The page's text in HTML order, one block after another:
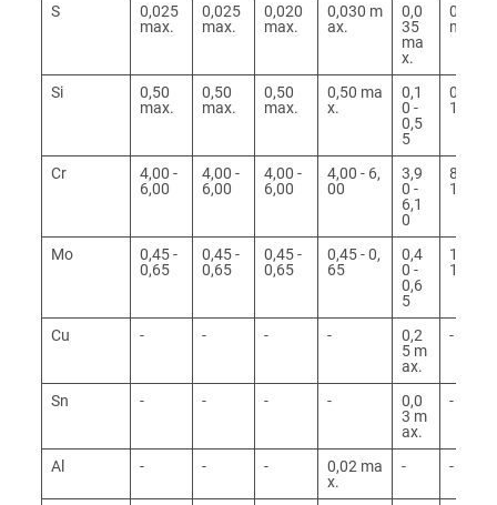
S
0,025
max.
0,025
max.
0,020
max.
0,030 m
ax.
0,0
35
ma
x.
0,025
max.
Si
0,50
max.
0,50
max.
0,50
max.
0,50 ma
x.
0,1
0 -
0,5
5
0,25 -
1,00
Cr
4,00 -
6,00
4,00 -
6,00
4,00 -
6,00
4,00 - 6,
00
3,9
0 -
6,1
0
8,00 -
10,00
Mo
0,45 -
0,65
0,45 -
0,65
0,45 -
0,65
0,45 - 0,
65
0,4
0 -
0,6
5
1,00 -
1,50
Cu - - - -
0,2
5 m
ax.
-
Sn - - - -
0,0
3 m
ax.
-
Al - - -
0,02 ma
x.
- -